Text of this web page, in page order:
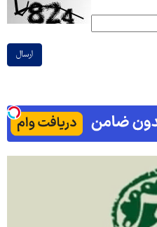
ارسال